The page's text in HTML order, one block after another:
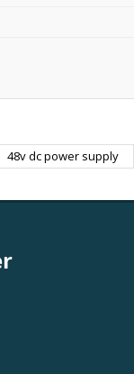
48v dc power supply